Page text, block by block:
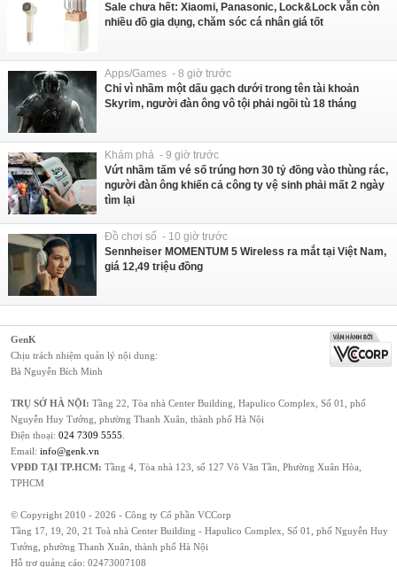
Sale chưa hết: Xiaomi, Panasonic, Lock&Lock vẫn còn
nhiều đồ gia dụng, chăm sóc cá nhân giá tốt
Apps/Games - 8 giờ trước
Chỉ vì nhầm một dấu gạch dưới trong tên tài khoản
Skyrim, người đàn ông vô tội phải ngồi tù 18 tháng
Khám phá - 9 giờ trước
Vứt nhầm tấm vé số trúng hơn 30 tỷ đồng vào thùng rác,
người đàn ông khiến cả công ty vệ sinh phải mất 2 ngày
tìm lại
Đồ chơi số - 10 giờ trước
Sennheiser MOMENTUM 5 Wireless ra mắt tại Việt Nam,
giá 12,49 triệu đồng
GenK
Chịu trách nhiệm quản lý nội dung:
Bà Nguyễn Bích Minh
TRỤ SỞ HÀ NỘI: Tầng 22, Tòa nhà Center Building, Hapulico Complex, Số 01, phố
Nguyễn Huy Tưởng, phường Thanh Xuân, thành phố Hà Nội
Điện thoại: 024 7309 5555
Email: info@genk.vn
VPĐD TẠI TP.HCM: Tầng 4, Tòa nhà 123, số 127 Võ Văn Tần, Phường Xuân Hòa,
TPHCM
© Copyright 2010 - 2026 - Công ty Cổ phần VCCorp
Tầng 17, 19, 20, 21 Toà nhà Center Building - Hapulico Complex, Số 01, phố Nguyễn Huy
Tưởng, phường Thanh Xuân, thành phố Hà Nội
Hỗ trợ quảng cáo: 02473007108